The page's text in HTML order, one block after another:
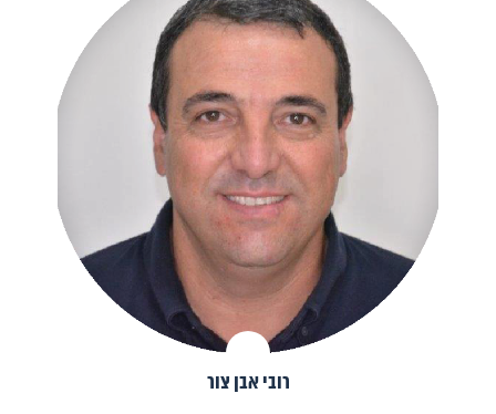
רובי אבן צור